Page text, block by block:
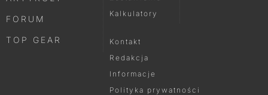
FORUM
TOP GEAR
Kalkulatory
Kontakt
Redakcja
Informacje
Polityka prywatności